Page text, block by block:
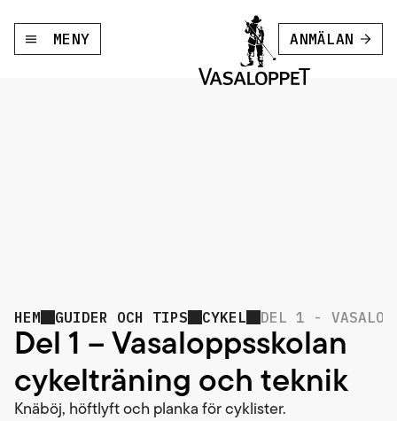
MENY ANMÄLAN
HEM GUIDER OCH TIPS CYKEL DEL 1 -
Del 1 – Vasaloppsskolan
cykelträning och teknik
Knäböj, höftlyft och planka för cyklister.